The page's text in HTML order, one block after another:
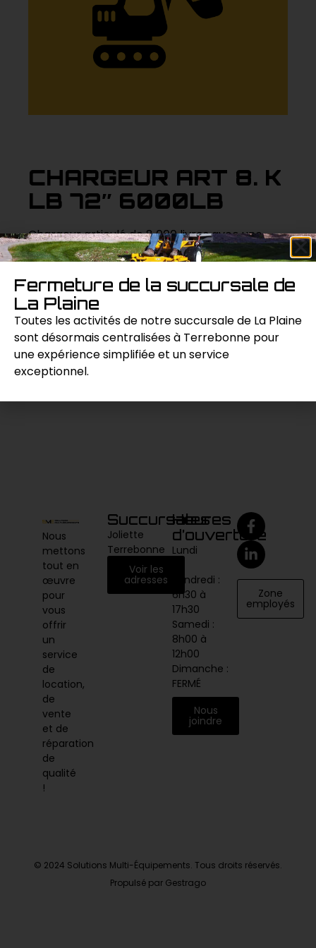
CHARGEUR ART 8. K
LB 72″ 6000LB
Chargeur articulé de 8 000 livres avec une
largeur de 72 pouces et un poids de 6 000
lourds nécessitant une grande capacité de
levage.
Demande de prix
Nous
mettons
tout en
œuvre
pour
vous
offrir
un
service
de
location,
de
vente
et de
réparation
de
qualité
!
Succursales
Joliette
Terrebonne
Voir les
adresses
Heures
d’ouverture
Lundi
vendredi :
6h30 à
17h30
Samedi :
8h00 à
12h00
Dimanche :
FERMÉ
Nous
joindre
Zone
employés
© 2024 Solutions Multi-Équipements. Tous droits réservés.
Propulsé par Gestrago
Fermeture de la succursale de
La Plaine
Toutes les activités de notre succursale de La Plaine
sont désormais centralisées à Terrebonne pour
une expérience simplifiée et un service
exceptionnel.